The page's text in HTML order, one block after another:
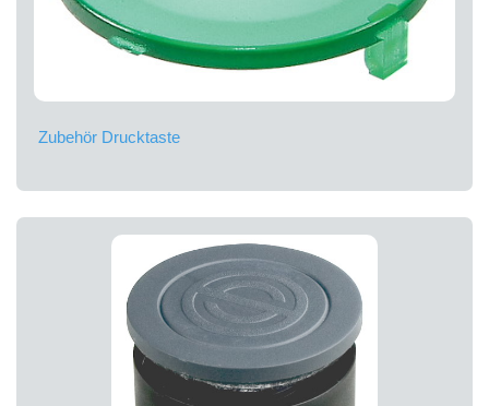
Zubehör Drucktaste